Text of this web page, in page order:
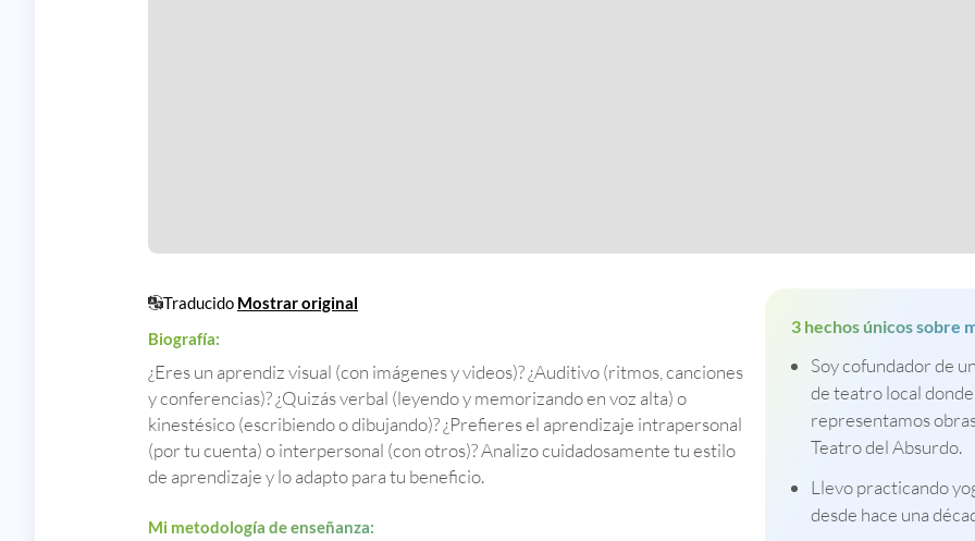
Traducido Mostrar original
Biografía:
¿Eres un aprendiz visual (con imágenes y videos)? ¿Auditivo (ritmos, canciones
y conferencias)? ¿Quizás verbal (leyendo y memorizando en voz alta) o
kinestésico (escribiendo o dibujando)? ¿Prefieres el aprendizaje intrapersonal
(por tu cuenta) o interpersonal (con otros)? Analizo cuidadosamente tu estilo
de aprendizaje y lo adapto para tu beneficio.
Mi metodología de enseñanza:
3 hechos únicos sobre
Soy cofundador de
de teatro local donde
representamos
Teatro del Absurdo.
Llevo practicando
desde hace una